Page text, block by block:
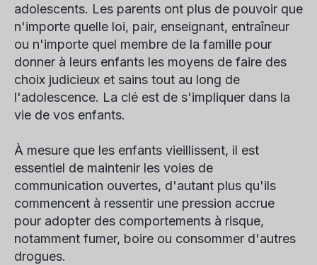
adolescents. Les parents ont plus de pouvoir que
n'importe quelle loi, pair, enseignant, entraîneur
ou n'importe quel membre de la famille pour
donner à leurs enfants les moyens de faire des
choix judicieux et sains tout au long de
l'adolescence. La clé est de s'impliquer dans la
vie de vos enfants.
À mesure que les enfants vieillissent, il est
essentiel de maintenir les voies de
communication ouvertes, d'autant plus qu'ils
commencent à ressentir une pression accrue
pour adopter des comportements à risque,
notamment fumer, boire ou consommer d'autres
drogues.